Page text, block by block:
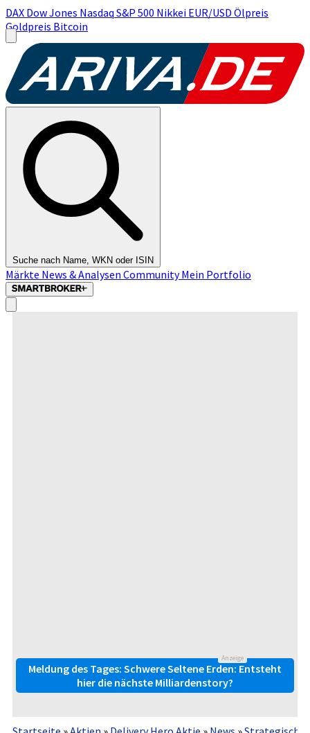
DAX Dow Jones Nasdaq S&P 500 Nikkei EUR/USD Ölpreis
Goldpreis Bitcoin
Suche nach Name, WKN oder ISIN
Märkte News & Analysen CommunityMein Portfolio
Anzeige
Meldung des Tages: Schwere Seltene Erden: Entsteht
hier die nächste Milliardenstory?